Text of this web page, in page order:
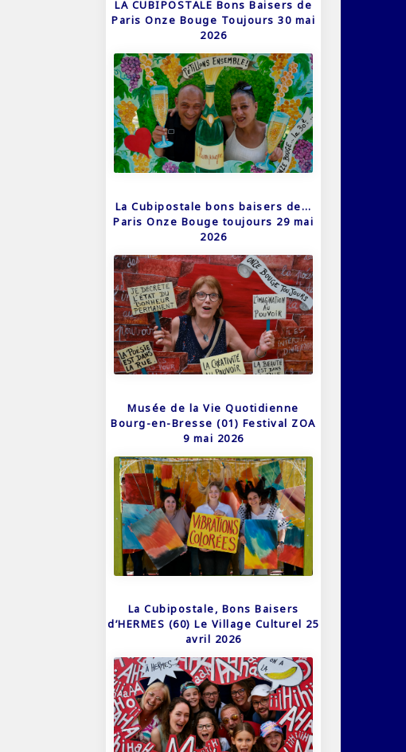
LA CUBIPOSTALE Bons Baisers de
Paris Onze Bouge Toujours 30 mai
2026
La Cubipostale bons baisers de…
Paris Onze Bouge toujours 29 mai
2026
Musée de la Vie Quotidienne
Bourg-en-Bresse (01) Festival ZOA
9 mai 2026
La Cubipostale, Bons Baisers
d’HERMES (60) Le Village Culturel 25
avril 2026